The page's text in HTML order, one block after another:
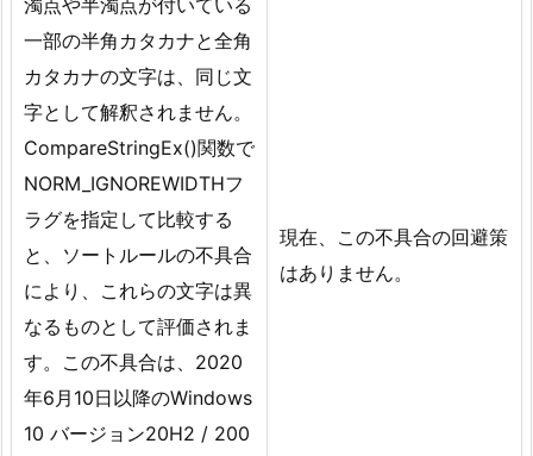
濁点や半濁点が付いている
一部の半角カタカナと全角
カタカナの文字は、同じ文
字として解釈されません。
CompareStringEx()関数で
NORM_IGNOREWIDTHフ
ラグを指定して比較する
と、ソートルールの不具合
により、これらの文字は異
なるものとして評価されま
す。この不具合は、2020
年6月10日以降のWindows
10 バージョン20H2 / 200
現在、この不具合の回避策
はありません。